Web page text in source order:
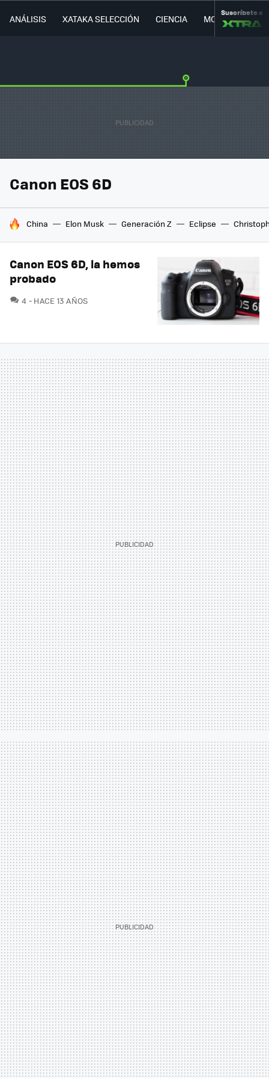
ANÁLISIS XATAKA SELECCIÓN CIENCIA MOVILIDAD
Suscríbete a
Canon EOS 6D
HOY SE HABLA DE
China Elon Musk Generación Z Eclipse
Canon EOS 6D, la hemos
probado
4 COMENTARIOS
HACE 13 AÑOS